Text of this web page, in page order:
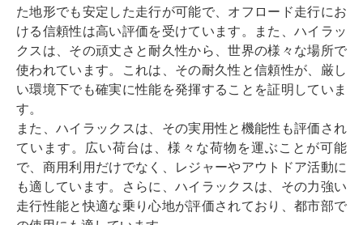
た地形でも安定した走行が可能で、オフロード走行にお
ける信頼性は高い評価を受けています。また、ハイラッ
クスは、その頑丈さと耐久性から、世界の様々な場所で
使われています。これは、その耐久性と信頼性が、厳し
い環境下でも確実に性能を発揮することを証明していま
す。
また、ハイラックスは、その実用性と機能性も評価され
ています。広い荷台は、様々な荷物を運ぶことが可能
で、商用利用だけでなく、レジャーやアウトドア活動に
も適しています。さらに、ハイラックスは、その力強い
走行性能と快適な乗り心地が評価されており、都市部で